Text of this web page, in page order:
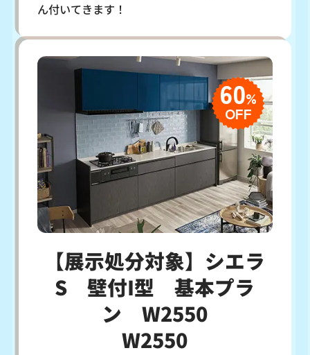
ん付いてきます！
60%
OFF
【展示処分対象】シエラ
S 壁付I型 基本プラ
ン W2550
W2550